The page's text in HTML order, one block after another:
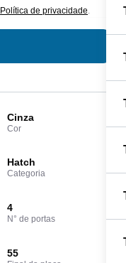
Cinza
Cor
Hatch
Categoria
4
N° de portas
55
Política de privacidade